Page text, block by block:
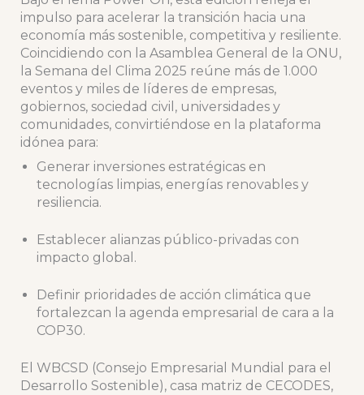
impulso para acelerar la transición hacia una
economía más sostenible, competitiva y resiliente.
Coincidiendo con la Asamblea General de la ONU,
la Semana del Clima 2025 reúne más de 1.000
eventos y miles de líderes de empresas,
gobiernos, sociedad civil, universidades y
comunidades, convirtiéndose en la plataforma
idónea para:
Generar inversiones estratégicas en
tecnologías limpias, energías renovables y
resiliencia.
Establecer alianzas público-privadas con
impacto global.
Definir prioridades de acción climática que
fortalezcan la agenda empresarial de cara a la
COP30.
El WBCSD (Consejo Empresarial Mundial para el
Desarrollo Sostenible), casa matriz de CECODES,